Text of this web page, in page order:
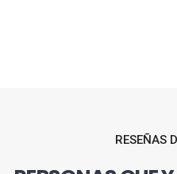
RESEÑAS